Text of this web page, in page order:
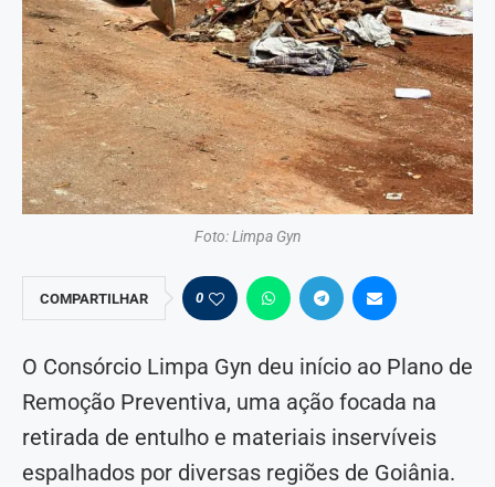
Foto: Limpa Gyn
COMPARTILHAR 0
O Consórcio Limpa Gyn deu início ao Plano de
Remoção Preventiva, uma ação focada na
retirada de entulho e materiais inservíveis
espalhados por diversas regiões de Goiânia.